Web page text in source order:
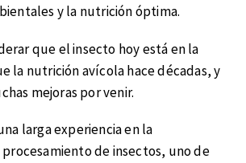
y la nutrición óptima.
que el insecto hoy está en la
la nutrición avícola hace décadas, y
mejoras por venir.
larga experiencia en la
de insectos, uno de